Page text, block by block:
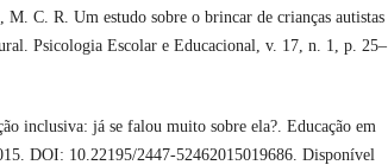
C. R. Um estudo sobre o brincar de crianças autistas
Psicologia Escolar e Educacional, v. 17, n. 1, p. 25–
inclusiva: já se falou muito sobre ela?. Educação em
DOI: 10.22195/2447-52462015019686. Disponível